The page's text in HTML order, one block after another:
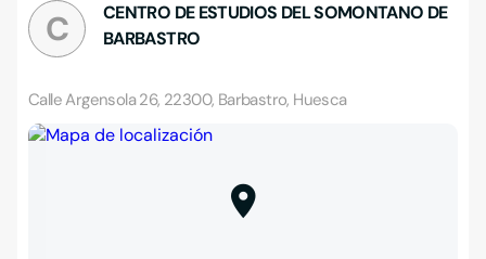
C
CENTRO DE ESTUDIOS DEL SOMONTANO DE
BARBASTRO
Calle Argensola 26, 22300, Barbastro, Huesca